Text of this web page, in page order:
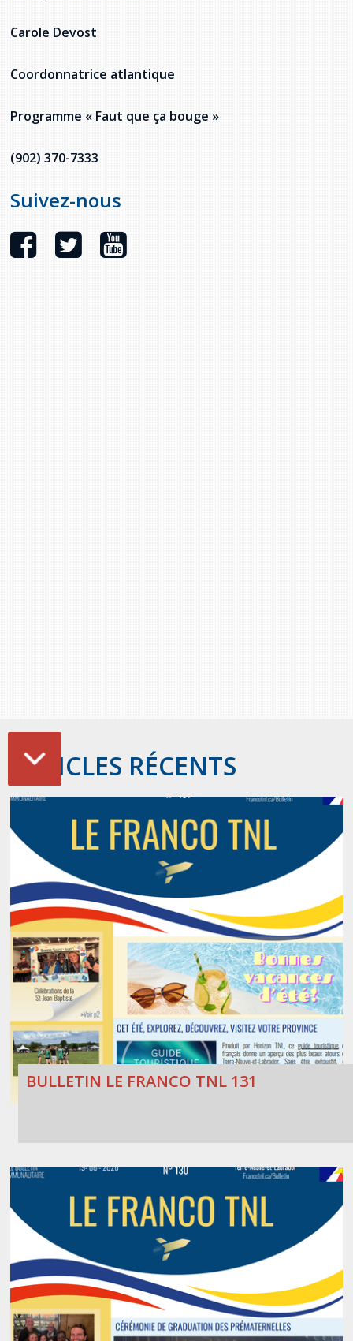
Carole Devost
Coordonnatrice atlantique
Programme « Faut que ça bouge »
(902) 370-7333
Suivez-nous
ARTICLES RÉCENTS
BULLETIN LE FRANCO TNL 131